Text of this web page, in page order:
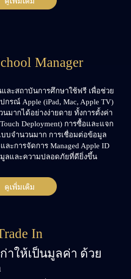
Manager
ละสถาบันการศึกษาใช้ฟรี เพื่อช่วย
รณ์ Apple (iPad, Mac, Apple TV)
มากได้อย่างง่ายดาย ทั้งการตั้งค่า
Deployment) การซื้อและแจก
บจำนวนมาก การเชื่อมต่อข้อมูล
ละการจัดการ Managed Apple ID
ลและความปลอดภัยที่ดียิ่งขึ้น
ดูเพิ่มเติม
In
าให้เป็นมูลค่า ด้วย